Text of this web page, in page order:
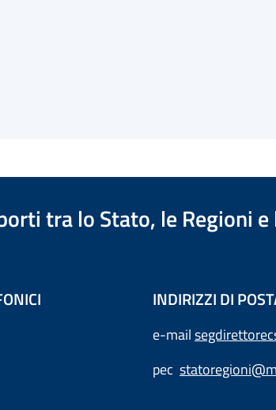
tra lo Stato, le Regioni
INDIRIZZI DI
e-mail
pec